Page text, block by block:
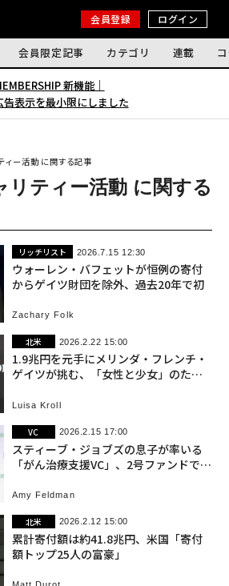
会員登録 ログイン
会員限定記事 カテゴリ 連載
新機能｜
表示を最小限にしました
ィー活動 に関する記事
リティー活動 に関する
リッチリスト 2026.7.15 12:30
ウォーレン・バフェットが恒例の寄付
からゲイツ財団を除外、過去20年で初
Zachary Folk
北米 2026.2.22 15:00
1.9兆円を元手にメリンダ・フレンチ・
ゲイツが挑む、「女性と少女」のため
Luisa Kroll
VC 2026.2.15 17:00
スティーブ・ジョブズの息子が率いる
「がん治療支援VC」、2号ファンドで5
Amy Feldman
北米 2026.2.12 15:00
累計寄付額は約41.8兆円、米国「寄付
額トップ25人の富豪」